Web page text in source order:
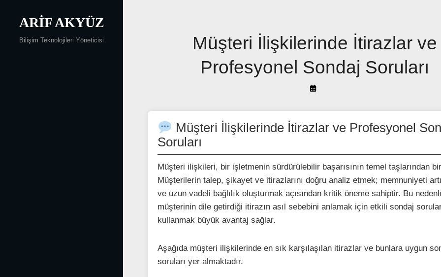
ARIF AKYÜZ
Bilişim Teknolojileri Yöneticisi
Müşteri İlişkilerinde İtirazlar ve
Profesyonel Sondaj Soruları
By
Akyüz
Müşteri İlişkilerinde İtirazlar ve Profesyonel
Soruları
Müşteri ilişkileri, bir işletmenin sürdürülebilir başarısının temel taşlarından
Müşterilerin talep, şikayet ve itirazlarını doğru analiz etmek; memnuniyeti
ve uzun vadeli bağlılık oluşturmak açısından kritik öneme sahiptir. Bu
müşterinin dile getirdiği itirazın asıl sebebini anlamak için etkili sondaj
kullanmak büyük avantaj sağlar.
Aşağıda müşteri ilişkilerinde en sık karşılaşılan itirazlar ve bunlara uygun
soruları yer almaktadır.
gezinmesi